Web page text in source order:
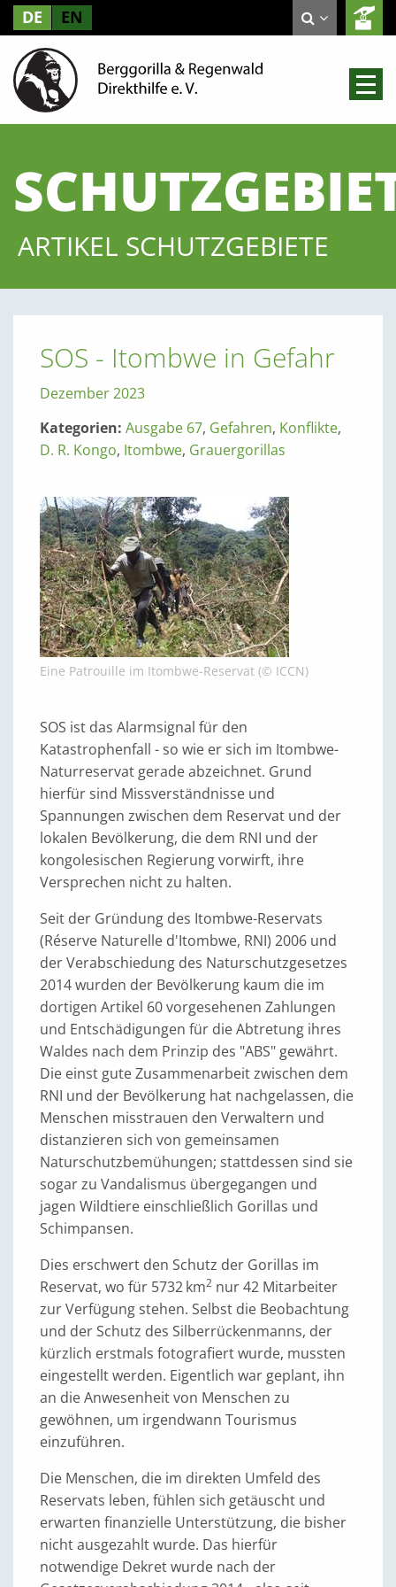
DE EN
ARTIKEL SCHUTZGEBIETE
SOS - Itombwe in Gefahr
Dezember 2023
Kategorien: Ausgabe 67, Gefahren, Konflikte,
D. R. Kongo, Itombwe, Grauergorillas
Eine Patrouille im Itombwe-Reservat (© ICCN)
SOS ist das Alarmsignal für den
Katastrophenfall - so wie er sich im Itombwe-
Naturreservat gerade abzeichnet. Grund
hierfür sind Missverständnisse und
Spannungen zwischen dem Reservat und der
lokalen Bevölkerung, die dem RNI und der
kongolesischen Regierung vorwirft, ihre
Versprechen nicht zu halten.
Seit der Gründung des Itombwe-Reservats
(Réserve Naturelle d'Itombwe, RNI) 2006 und
der Verabschiedung des Naturschutzgesetzes
2014 wurden der Bevölkerung kaum die im
dortigen Artikel 60 vorgesehenen Zahlungen
und Entschädigungen für die Abtretung ihres
Waldes nach dem Prinzip des "ABS" gewährt.
Die einst gute Zusammenarbeit zwischen dem
RNI und der Bevölkerung hat nachgelassen, die
Menschen misstrauen den Verwaltern und
distanzieren sich von gemeinsamen
Naturschutzbemühungen; stattdessen sind sie
sogar zu Vandalismus übergegangen und
jagen Wildtiere einschließlich Gorillas und
Schimpansen.
Dies erschwert den Schutz der Gorillas im
Reservat, wo für 5732 km2 nur 42 Mitarbeiter
zur Verfügung stehen. Selbst die Beobachtung
und der Schutz des Silberrückenmanns, der
kürzlich erstmals fotografiert wurde, mussten
eingestellt werden. Eigentlich war geplant, ihn
an die Anwesenheit von Menschen zu
gewöhnen, um irgendwann Tourismus
einzuführen.
Die Menschen, die im direkten Umfeld des
Reservats leben, fühlen sich getäuscht und
erwarten finanzielle Unterstützung, die bisher
nicht ausgezahlt wurde. Das hierfür
notwendige Dekret wurde nach der